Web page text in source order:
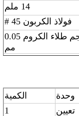
14 ملم
فولاذ الكربون 45 #
Cr12 ، مروي ، حجم طلاء الكروم 0.05
مم
وحدة
الكمية
تعيين 1